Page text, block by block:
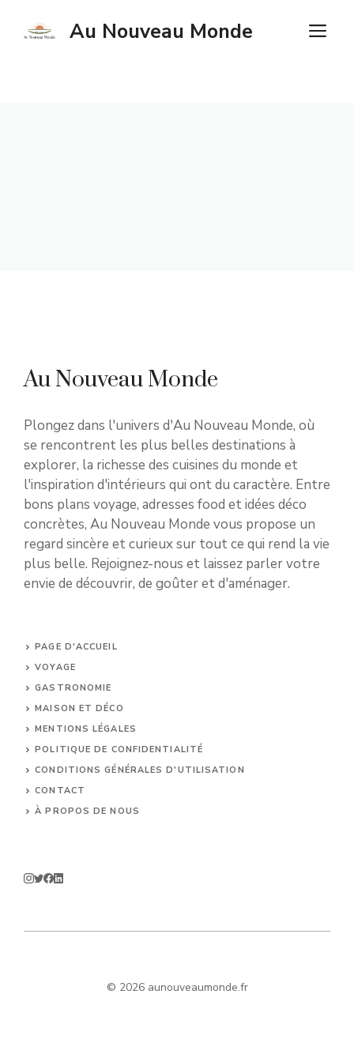
Au Nouveau Monde
Au Nouveau Monde
Plongez dans l'univers d'Au Nouveau Monde, où
se rencontrent les plus belles destinations à
explorer, la richesse des cuisines du monde et
l'inspiration d'intérieurs qui ont du caractère. Entre
bons plans voyage, adresses food et idées déco
concrètes, Au Nouveau Monde vous propose un
regard sincère et curieux sur tout ce qui rend la vie
plus belle. Rejoignez-nous et laissez parler votre
envie de découvrir, de goûter et d'aménager.
PAGE D'ACCUEIL
VOYAGE
GASTRONOMIE
MAISON ET DÉCO
MENTIONS LÉGALES
POLITIQUE DE CONFIDENTIALITÉ
CONDITIONS GÉNÉRALES D'UTILISATION
CONTACT
À PROPOS DE NOUS
© 2026 aunouveaumonde.fr